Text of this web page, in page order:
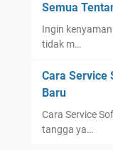
Semua
Ingin
tidak m…
Cara Service
Baru
Cara Service
tangga ya…